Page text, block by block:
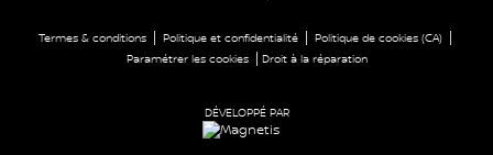
Termes & conditions| Politique et confidentialité| Politique de cookies (CA)
Paramétrer les cookies| Droit à la réparation
DÉVELOPPÉ PAR